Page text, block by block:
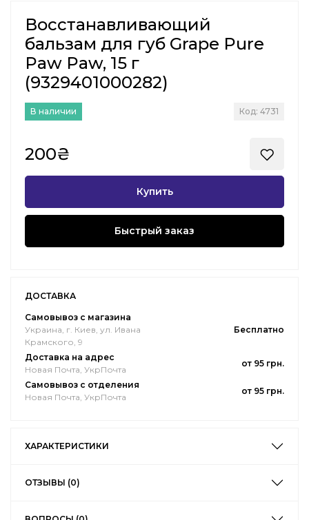
Восстанавливающий
бальзам для губ Grape Pure
Paw Paw, 15 г
(9329401000282)
В наличии Код: 4731
200₴
Купить
Быстрый заказ
ДОСТАВКА
Самовывоз с магазина
Украина, г. Киев, ул. Ивана
Крамского, 9
Бесплатно
Доставка на адрес
Новая Почта, УкрПочта
от 95 грн.
Самовывоз с отделения
Новая Почта, УкрПочта
от 95 грн.
ХАРАКТЕРИСТИКИ
ОТЗЫВЫ (0)